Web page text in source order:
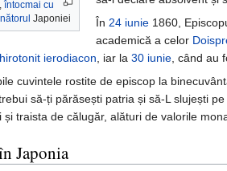
întocmai cu
Japoniei
În 24 iunie1860,
academică a celor
hirotonit ierodiacon , iar la 30 iunie , când au
cuvintele rostite de episcop la
trebui să-ți părăsești patria și să-L slujești
și traista de călugăr, alături de valorile
Japonia